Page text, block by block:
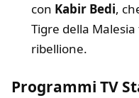
con Kabir Bedi,
Tigre della
ribellione.
Programmi TV